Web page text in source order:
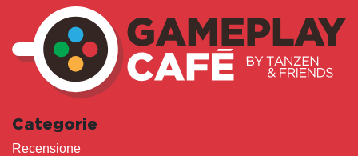
Categorie
Recensione